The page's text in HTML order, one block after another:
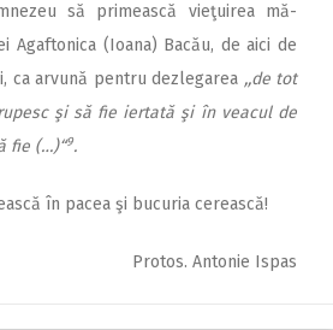
să primească vieţuirea mă­
Agaftonica (Ioana) Bacău, de aici de
ca arvună pentru dezlegarea ,,de tot
şi să fie iertată şi în veacul de
fie (…)“9.
în pacea şi bucuria cerească!
Protos. Antonie Ispas